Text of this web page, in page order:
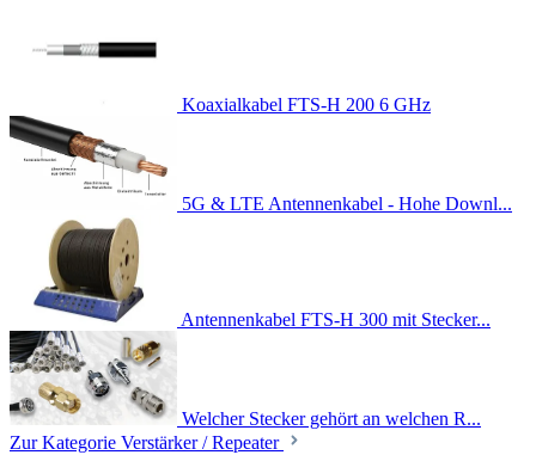
Koaxialkabel FTS-H 200 6 GHz
5G & LTE Antennenkabel - Hohe Downl...
Antennenkabel FTS-H 300 mit Stecker...
Welcher Stecker gehört an welchen R...
Zur Kategorie Verstärker / Repeater